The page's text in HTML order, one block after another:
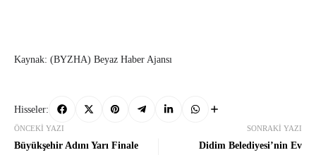
Kaynak: (BYZHA) Beyaz Haber Ajansı
Hisseler:
ÖNCEKI YAZI
Büyükşehir Adını Yarı Finale
SONRAKI YAZI
Didim Belediyesi’nin Ev